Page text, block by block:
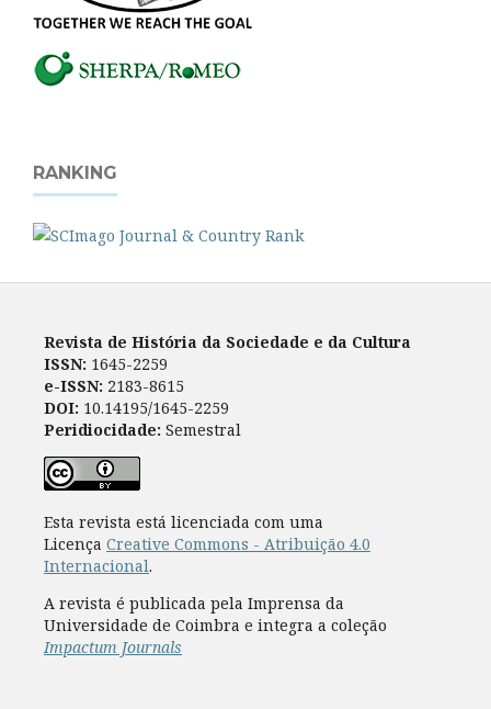
RANKING
Revista de História da Sociedade e da Cultura
ISSN: 1645-2259
e-ISSN: 2183-8615
DOI: 10.14195/1645-2259
Peridiocidade: Semestral
Esta revista está licenciada com uma
Licença Creative Commons - Atribuição 4.0
Internacional.
A revista é publicada pela Imprensa da
Universidade de Coimbra e integra a coleção
Impactum Journals